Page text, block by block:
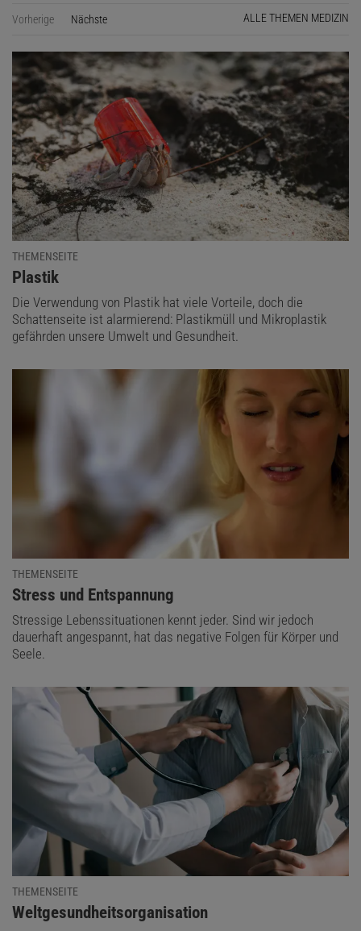
Vorherige Nächste ALLE THEMEN MEDIZIN
THEMENSEITE
:
Plastik
Die Verwendung von Plastik hat viele Vorteile, doch die
Schattenseite ist alarmierend: Plastikmüll und Mikroplastik
gefährden unsere Umwelt und Gesundheit.
THEMENSEITE
:
Stress und Entspannung
Stressige Lebenssituationen kennt jeder. Sind wir jedoch
dauerhaft angespannt, hat das negative Folgen für Körper und
Seele.
THEMENSEITE
:
Weltgesundheitsorganisation